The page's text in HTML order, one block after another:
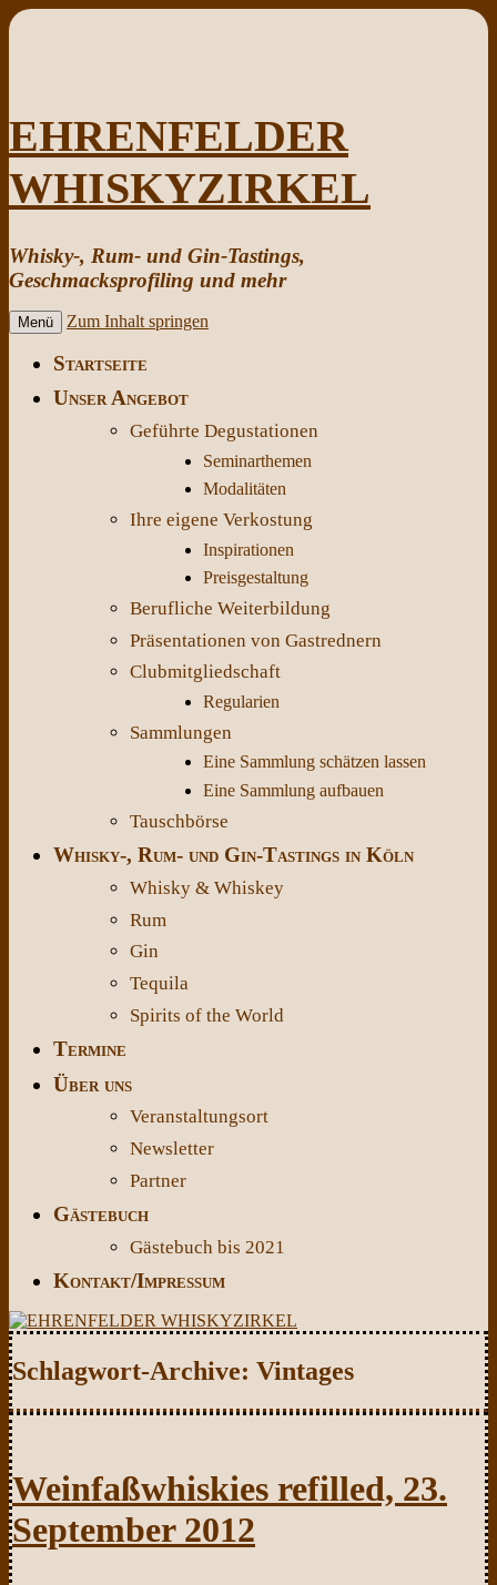
EHRENFELDER
WHISKYZIRKEL
Whisky-, Rum- und Gin-Tastings,
Geschmacksprofiling und mehr
Menü Zum Inhalt springen
Startseite
Unser Angebot
Geführte Degustationen
Seminarthemen
Modalitäten
Ihre eigene Verkostung
Inspirationen
Preisgestaltung
Berufliche Weiterbildung
Präsentationen von Gastrednern
Clubmitgliedschaft
Regularien
Sammlungen
Eine Sammlung schätzen lassen
Eine Sammlung aufbauen
Tauschbörse
Whisky-, Rum- und Gin-Tastings in Köln
Whisky & Whiskey
Rum
Gin
Tequila
Spirits of the World
Termine
Über uns
Veranstaltungsort
Newsletter
Partner
Gästebuch
Gästebuch bis 2021
Kontakt/Impressum
Schlagwort-Archive: Vintages
Weinfaßwhiskies refilled, 23.
September 2012